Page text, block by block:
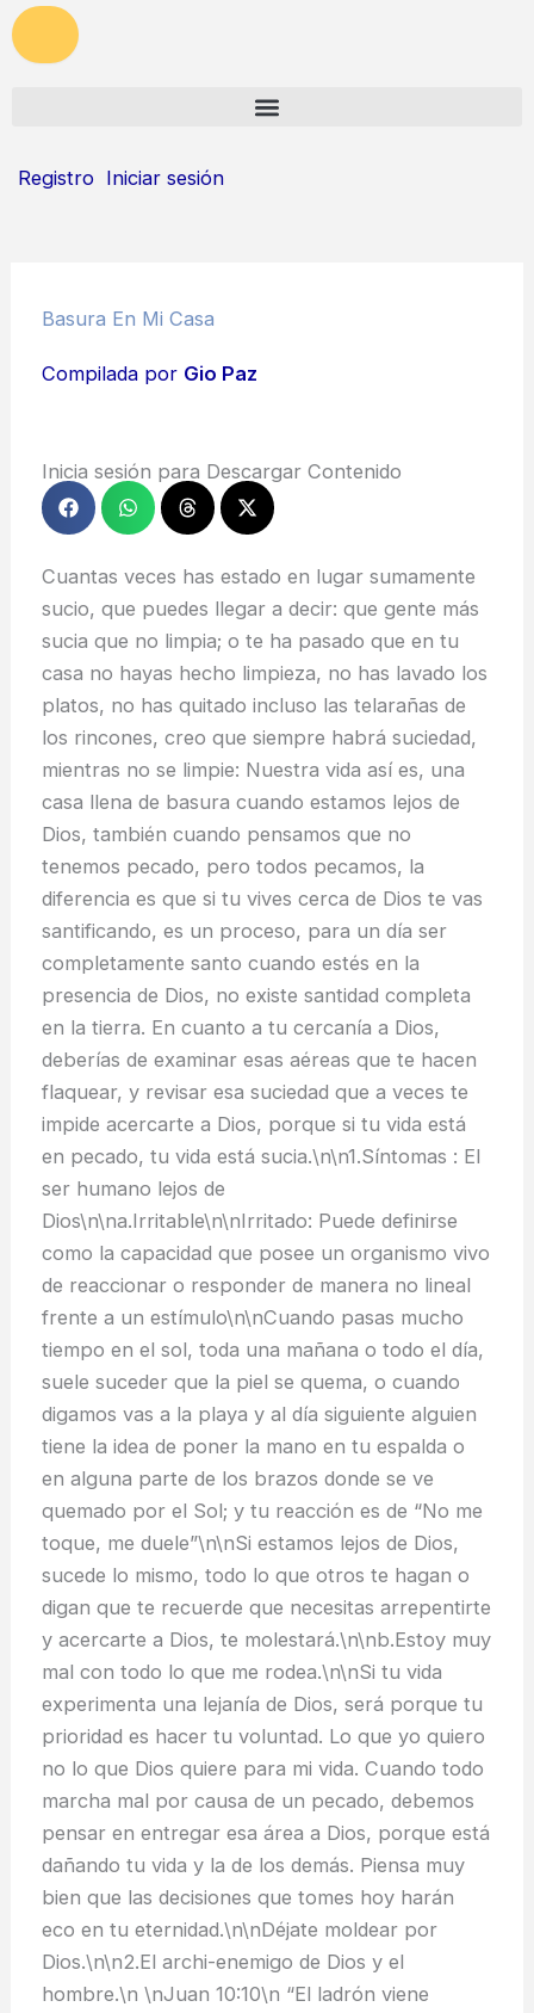
Registro Iniciar sesión
Basura En Mi Casa
Compilada por Gio Paz
Inicia sesión para Descargar Contenido
Cuantas veces has estado en lugar sumamente
sucio, que puedes llegar a decir: que gente más
sucia que no limpia; o te ha pasado que en tu
casa no hayas hecho limpieza, no has lavado los
platos, no has quitado incluso las telarañas de
los rincones, creo que siempre habrá suciedad,
mientras no se limpie: Nuestra vida así es, una
casa llena de basura cuando estamos lejos de
Dios, también cuando pensamos que no
tenemos pecado, pero todos pecamos, la
diferencia es que si tu vives cerca de Dios te vas
santificando, es un proceso, para un día ser
completamente santo cuando estés en la
presencia de Dios, no existe santidad completa
en la tierra. En cuanto a tu cercanía a Dios,
deberías de examinar esas aéreas que te hacen
flaquear, y revisar esa suciedad que a veces te
impide acercarte a Dios, porque si tu vida está
en pecado, tu vida está sucia.\n\n1.Síntomas : El
ser humano lejos de
Dios\n\na.Irritable\n\nIrritado: Puede definirse
como la capacidad que posee un organismo vivo
de reaccionar o responder de manera no lineal
frente a un estímulo\n\nCuando pasas mucho
tiempo en el sol, toda una mañana o todo el día,
suele suceder que la piel se quema, o cuando
digamos vas a la playa y al día siguiente alguien
tiene la idea de poner la mano en tu espalda o
en alguna parte de los brazos donde se ve
quemado por el Sol; y tu reacción es de “No me
toque, me duele”\n\nSi estamos lejos de Dios,
sucede lo mismo, todo lo que otros te hagan o
digan que te recuerde que necesitas arrepentirte
y acercarte a Dios, te molestará.\n\nb.Estoy muy
mal con todo lo que me rodea.\n\nSi tu vida
experimenta una lejanía de Dios, será porque tu
prioridad es hacer tu voluntad. Lo que yo quiero
no lo que Dios quiere para mi vida. Cuando todo
marcha mal por causa de un pecado, debemos
pensar en entregar esa área a Dios, porque está
dañando tu vida y la de los demás. Piensa muy
bien que las decisiones que tomes hoy harán
eco en tu eternidad.\n\nDéjate moldear por
Dios.\n\n2.El archi-enemigo de Dios y el
hombre.\n \nJuan 10:10\n “El ladrón viene